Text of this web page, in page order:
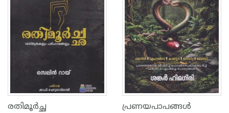
രതിമൂർച്ഛ പ്രണയപാപങ്ങൾ